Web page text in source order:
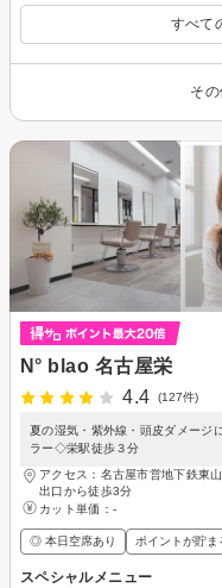
すべて
そ
N° blao 名古屋栄
4.4
(127件)
夏の湿気・紫外線・頭皮ダメージ
ラー◇栄駅徒歩３分
アクセス：名古屋市営地下鉄東
出口から徒歩3分
カット単価： -
◎ 本日空席あり ポイントが貯ま
スペシャルメニュー